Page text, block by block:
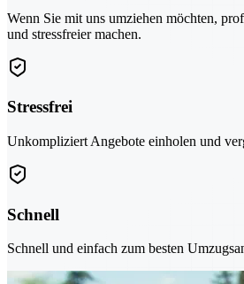
Wenn Sie mit uns umziehen möchten,
und stressfreier machen.
Stressfrei
Unkompliziert Angebote einholen und
Schnell
Schnell und einfach zum besten